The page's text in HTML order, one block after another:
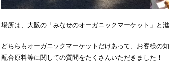
場所は、大阪の「みなせのオーガニックマーケット」と
どちらもオーガニックマーケットだけあって、お客様の知
配合原料等に関しての質問をたくさんいただきました！